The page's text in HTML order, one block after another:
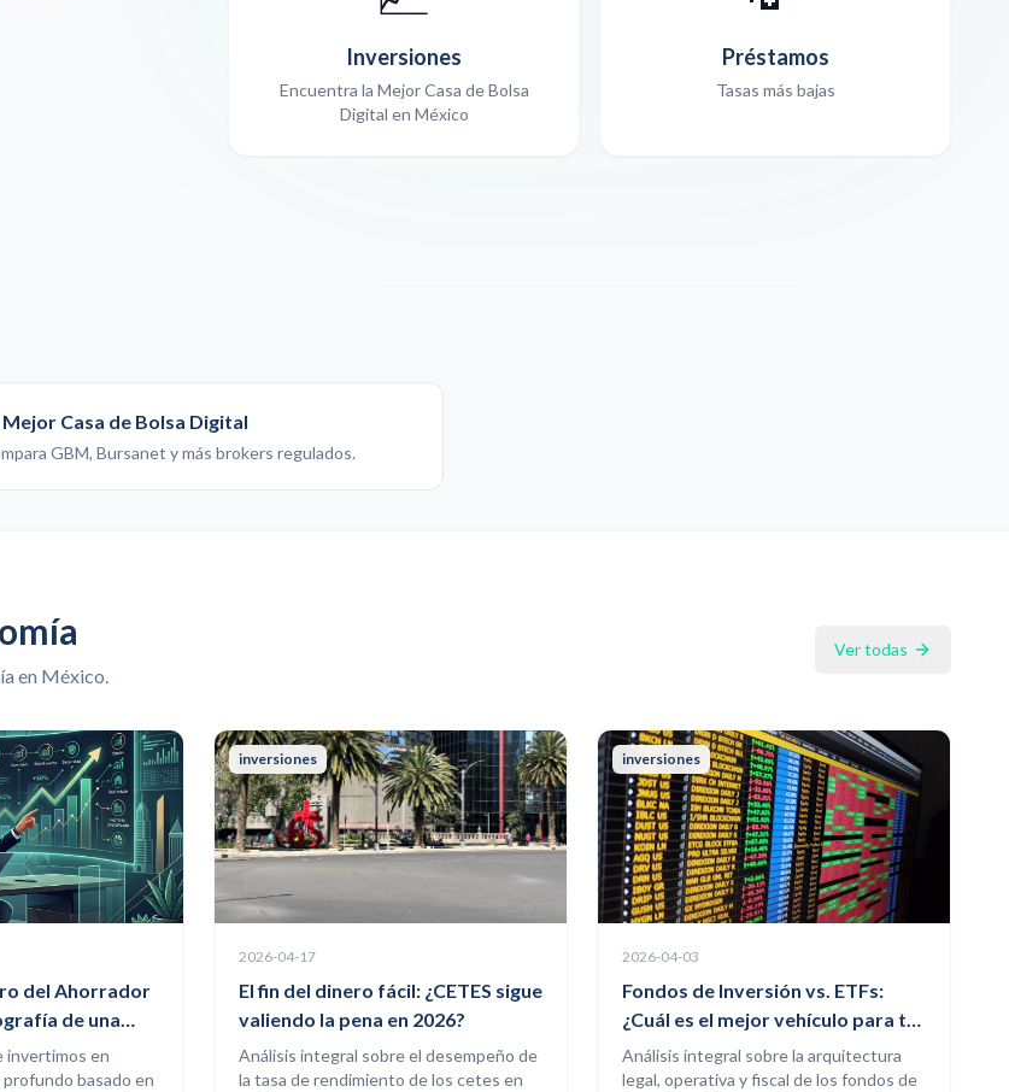
Inversiones
Encuentra la Mejor Casa de Bolsa
Digital en México
Préstamos
Tasas más bajas
Mejor Casa de Bolsa Digital
GBM, Bursanet y más brokers regulados.
en México.
Ver todas
del Ahorrador
de una
invertimos en
basado en
inversiones
2026-04-17
El fin del dinero fácil: ¿CETES sigue
valiendo la pena en 2026?
Análisis integral sobre el desempeño de
la tasa de rendimiento de los cetes en
inversiones
2026-04-03
Fondos de Inversión vs. ETFs:
¿Cuál es el mejor vehículo para tu
capital en 2026?
Análisis integral sobre la arquitectura
legal, operativa y fiscal de los fondos de